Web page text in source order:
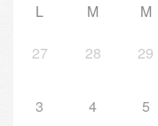
L M M
27 28 29
3 4 5